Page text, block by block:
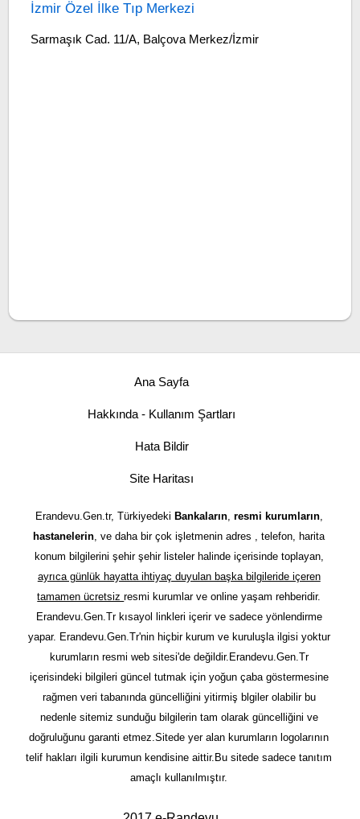
İzmir Özel İlke Tıp Merkezi
Sarmaşık Cad. 11/A, Balçova Merkez/İzmir
Ana Sayfa
Hakkında - Kullanım Şartları
Hata Bildir
Site Haritası
Erandevu.Gen.tr, Türkiyedeki Bankaların, resmi kurumların,
hastanelerin, ve daha bir çok işletmenin adres , telefon, harita
konum bilgilerini şehir şehir listeler halinde içerisinde toplayan,
ayrıca günlük hayatta ihtiyaç duyulan başka bilgileride içeren
tamamen ücretsizresmi kurumlar ve online yaşam rehberidir.
Erandevu.Gen.Tr kısayol linkleri içerir ve sadece yönlendirme
yapar. Erandevu.Gen.Tr'nin hiçbir kurum ve kuruluşla ilgisi yoktur
kurumların resmi web sitesi'de değildir.Erandevu.Gen.Tr
içerisindeki bilgileri güncel tutmak için yoğun çaba göstermesine
rağmen veri tabanında güncelliğini yitirmiş blgiler olabilir bu
nedenle sitemiz sunduğu bilgilerin tam olarak güncelliğini ve
doğruluğunu garanti etmez.Sitede yer alan kurumların logolarının
telif hakları ilgili kurumun kendisine aittir.Bu sitede sadece tanıtım
amaçlı kullanılmıştır.